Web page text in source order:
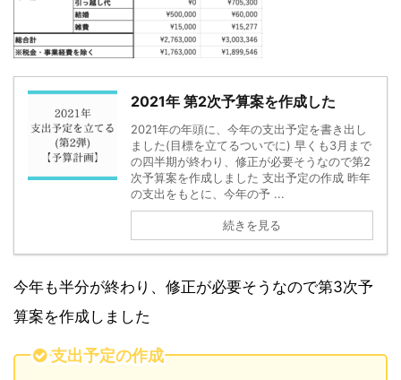
2021年 第2次予算案を作成した
2021年の年頭に、今年の支出予定を書き出し
ました(目標を立てるついでに) 早くも3月まで
の四半期が終わり、修正が必要そうなので第2
次予算案を作成しました 支出予定の作成 昨年
の支出をもとに、今年の予 ...
続きを見る
今年も半分が終わり、修正が必要そうなので第3次予
算案を作成しました
支出予定の作成